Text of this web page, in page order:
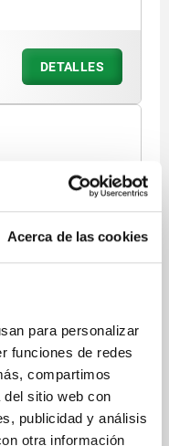
Acerca de las cookies
para personalizar
funciones de redes
compartimos
del sitio web con
publicidad y análisis
otra información
DETALLES
F1=250,
ELECTROLÍTICO
FORMA=A